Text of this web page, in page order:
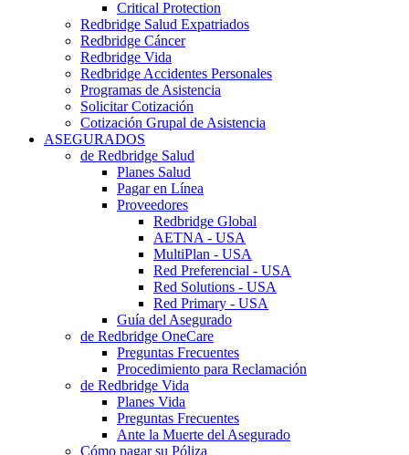
Critical Protection
Redbridge Salud Expatriados
Redbridge Cáncer
Redbridge Vida
Redbridge Accidentes Personales
Programas de Asistencia
Solicitar Cotización
Cotización Grupal de Asistencia
ASEGURADOS
de Redbridge Salud
Planes Salud
Pagar en Línea
Proveedores
Redbridge Global
AETNA - USA
MultiPlan - USA
Red Preferencial - USA
Red Solutions - USA
Red Primary - USA
Guía del Asegurado
de Redbridge OneCare
Preguntas Frecuentes
Procedimiento para Reclamación
de Redbridge Vida
Planes Vida
Preguntas Frecuentes
Ante la Muerte del Asegurado
Cómo pagar su Póliza